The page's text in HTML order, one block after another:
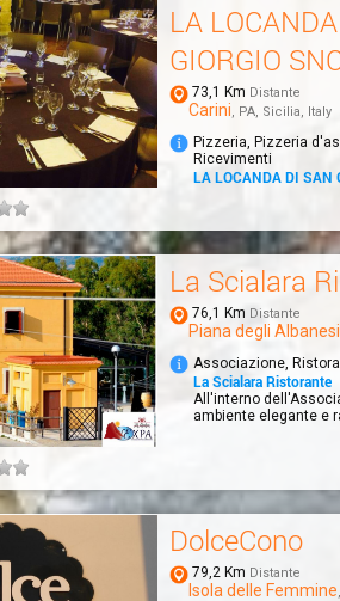
LA
GIORGIO
73,1 Km Distante
Carini, PA, Sicilia, Italy
Pizzeria, Pizzeria
Ricevimenti
LA LOCANDA DI SAN
Vi invitiamo a
i nostri piatti, le
La Scialara
76,1 Km Distante
Piana degli Albanesi
Associazione,
La Scialara Ristorante
All'interno
ambiente elegante e
DolceCono
79,2 Km Distante
Isola delle Femmine